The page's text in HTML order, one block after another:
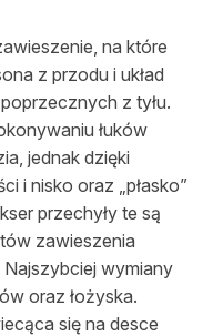
na które
z przodu i układ
z tyłu.
łuków
jednak dzięki
i nisko oraz „płasko”
przechyły te są
zawieszenia
Najszybciej wymiany
oraz łożyska.
się na desce